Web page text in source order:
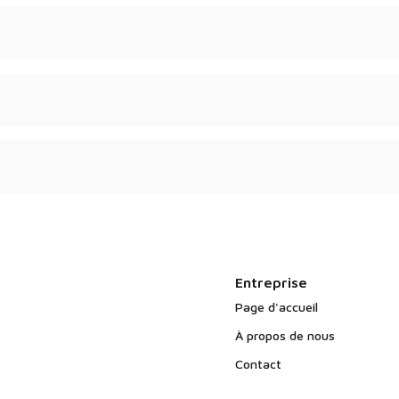
technique sont
?
Entreprise
Page d'accueil
À propos de nous
Contact